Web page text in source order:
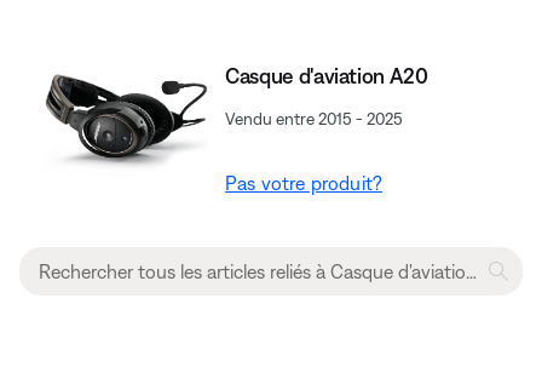
Casque d'aviation A20
Vendu entre 2015 - 2025
Pas votre produit?